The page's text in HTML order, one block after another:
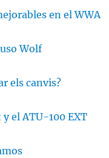
en el WWA
Wolf
els canvis?
y el ATU-100 EXT